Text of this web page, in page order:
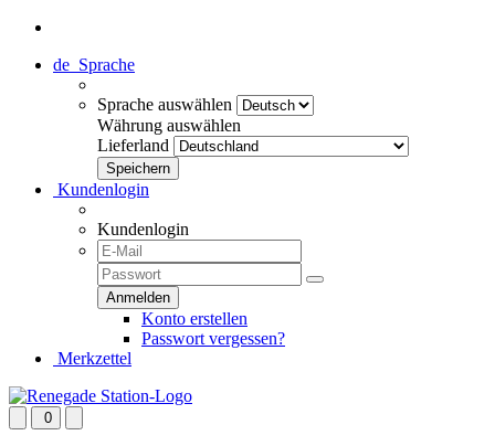
de Sprache
Sprache auswählen
Währung auswählen
Lieferland
Kundenlogin
Kundenlogin
Konto erstellen
Passwort vergessen?
Merkzettel
0